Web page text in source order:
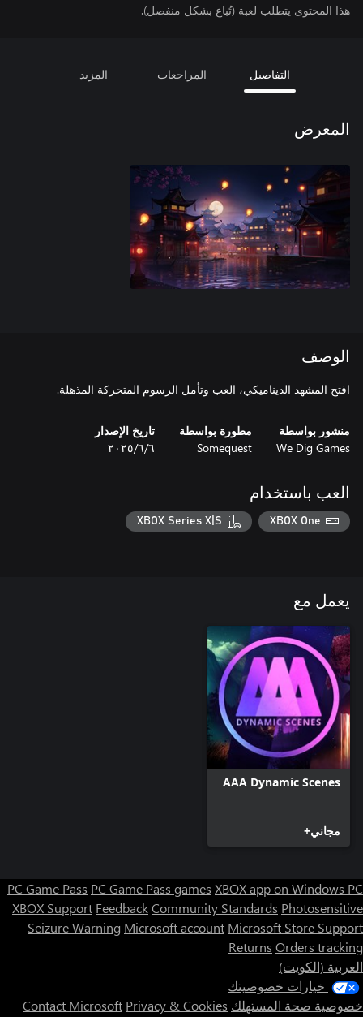
هذا المحتوى يتطلب لعبة (تُباع بشكل منفصل).
التفاصيل المراجعات المزيد
المعرض
الوصف
افتح المشهد الديناميكي، العب وتأمل الرسوم المتحركة المذهلة.
منشور بواسطة
We Dig Games
مطورة بواسطة
Somequest
تاريخ الإصدار
٦‏/٦‏/٢٠٢٥
العب باستخدام
XBOX One
XBOX Series X|S
يعمل مع
AAA Dynamic Scenes
مجاني+
PC Game Pass PC Game Pass games XBOX app on Windows PC
XBOX Support FeedbackCommunity Standards Photosensitive
Seizure Warning Microsoft account Microsoft Store Support
Returns Orders tracking
العربية (الكويت)
خيارات خصوصيتك
خصوصية صحة المستهلك
Contact Microsoft Privacy & Cookies